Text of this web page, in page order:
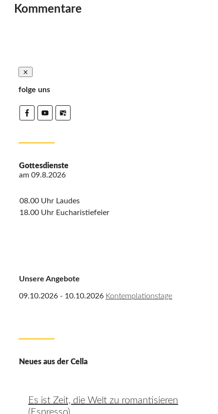
Kommentare
folge uns
Gottesdienste
am 09.8.2026
08.00 Uhr Laudes
18.00 Uhr Eucharistiefeier
Unsere Angebote
09.10.2026 - 10.10.2026 Kontemplationstage
Neues aus der Cella
Es ist Zeit, die Welt zu romantisieren
(Espresso)